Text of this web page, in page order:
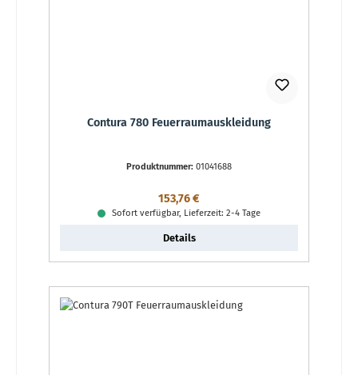
Contura 780 Feuerraumauskleidung
Produktnummer: 01041688
Regulärer Preis:
153,76 €
Sofort verfügbar, Lieferzeit: 2-4 Tage
Details